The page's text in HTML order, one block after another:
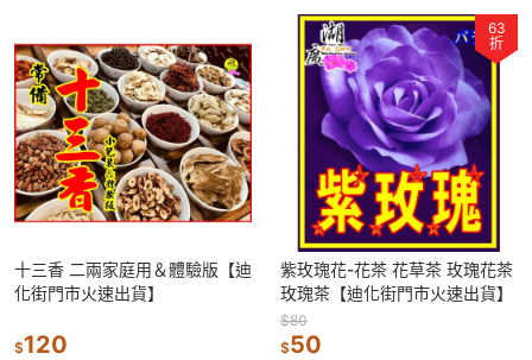
十三香 二兩家庭用＆體驗版【迪
化街門市火速出貨】
$120
63
折
紫玫瑰花-花茶 花草茶 玫瑰花茶
玫瑰茶【迪化街門市火速出貨】
$80
$50